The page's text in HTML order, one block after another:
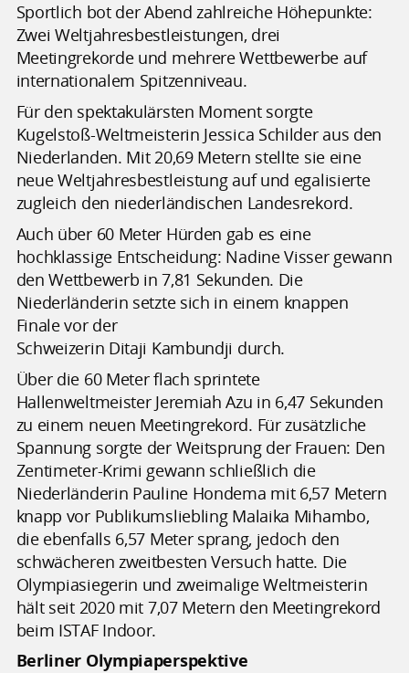
Sportlich bot der Abend zahlreiche Höhepunkte:
Zwei Weltjahresbestleistungen, drei
Meetingrekorde und mehrere Wettbewerbe auf
internationalem Spitzenniveau.
Für den spektakulärsten Moment sorgte
Kugelstoß-Weltmeisterin Jessica Schilder aus den
Niederlanden. Mit 20,69 Metern stellte sie eine
neue Weltjahresbestleistung auf und egalisierte
zugleich den niederländischen Landesrekord.
Auch über 60 Meter Hürden gab es eine
hochklassige Entscheidung: Nadine Visser gewann
den Wettbewerb in 7,81 Sekunden. Die
Niederländerin setzte sich in einem knappen
Finale vor der
Schweizerin Ditaji Kambundji durch.
Über die 60 Meter flach sprintete
Hallenweltmeister Jeremiah Azu in 6,47 Sekunden
zu einem neuen Meetingrekord. Für zusätzliche
Spannung sorgte der Weitsprung der Frauen: Den
Zentimeter-Krimi gewann schließlich die
Niederländerin Pauline Hondema mit 6,57 Metern
knapp vor Publikumsliebling Malaika Mihambo,
die ebenfalls 6,57 Meter sprang, jedoch den
schwächeren zweitbesten Versuch hatte. Die
Olympiasiegerin und zweimalige Weltmeisterin
hält seit 2020 mit 7,07 Metern den Meetingrekord
beim ISTAF Indoor.
Berliner Olympiaperspektive